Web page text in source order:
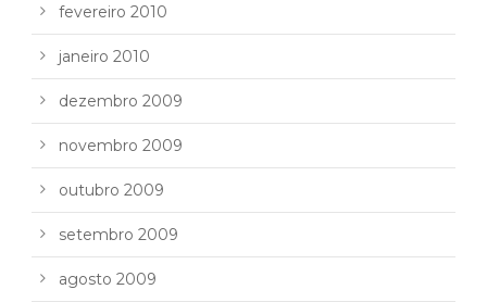
fevereiro 2010
janeiro 2010
dezembro 2009
novembro 2009
outubro 2009
setembro 2009
agosto 2009